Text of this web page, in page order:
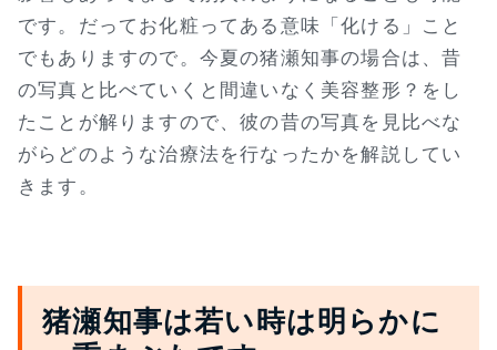
です。だってお化粧ってある意味「化ける」こと
でもありますので。今夏の猪瀬知事の場合は、昔
の写真と比べていくと間違いなく美容整形？をし
たことが解りますので、彼の昔の写真を見比べな
がらどのような治療法を行なったかを解説してい
きます。
猪瀬知事は若い時は明らかに